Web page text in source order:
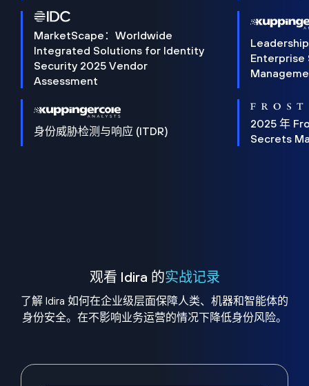
MarketScape：Worldwide
Integrated Solutions for Identity
Security 2025 Vendor
Assessment
Enterprise
身份威胁检测与响应 (ITDR)
2025 年
Secrets
观看 Idira 的实战记录
了解 Idira 如何在企业级层面保障人类、机器和智能体的
身份安全。在不影响业务运营的情况下降低身份风险。